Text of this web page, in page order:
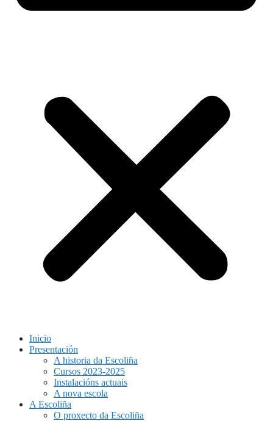
Inicio
Presentación
A historia da Escoliña
Cursos 2023-2025
Instalacións actuais
A nova escola
A Escoliña
O proxecto da Escoliña